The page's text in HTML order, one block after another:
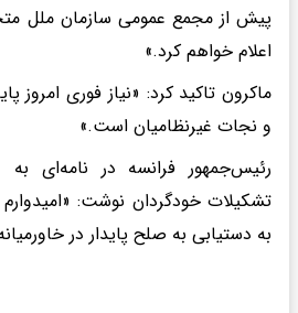
پیش از مجمع عمومی سازمان ملل
اعلام خواهم کرد.»
ماکرون تاکید کرد: «نیاز فوری امروز
و نجات غیرنظامیان است.»
رئیس‌جمهور فرانسه در نامه‌ای
تشکیلات خودگردان نوشت:
به دستیابی به صلح پایدار در